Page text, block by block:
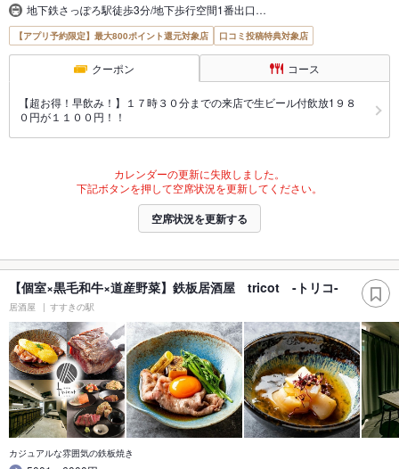
地下鉄さっぽろ駅徒歩3分/地下歩行空間1番出口…
【アプリ予約限定】最大800ポイント還元対象店 口コミ投稿特典対象店
クーポン コース
【超お得！早飲み！】１７時３０分までの来店で生ビール付飲放1９８
０円が１１００円！！
カレンダーの更新に失敗しました。
下記ボタンを押して空席状況を更新してください。
空席状況を更新する
【個室×黒毛和牛×道産野菜】鉄板居酒屋 tricot -トリコ-
居酒屋 すすきの駅
カジュアルな雰囲気の鉄板焼き